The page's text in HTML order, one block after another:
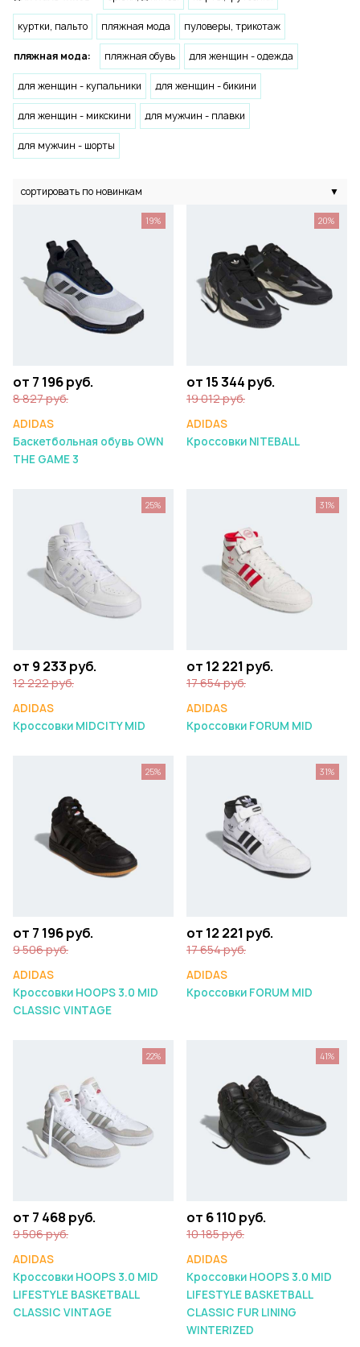
куртки, пальто пляжная мода пуловеры, трикотаж
пляжная мода: пляжная обувь для женщин - одежда
для женщин - купальники для женщин - бикини
для женщин - микскини для мужчин - плавки
для мужчин - шорты
сортировать по новинкам ▼
от 7 196 руб.
8 827 руб.
ADIDAS
Баскетбольная обувь OWN
THE GAME 3
19%
от 15 344 руб.
19 012 руб.
ADIDAS
Кроссовки NITEBALL
20%
от 9 233 руб.
12 222 руб.
ADIDAS
Кроссовки MIDCITY MID
25%
от 12 221 руб.
17 654 руб.
ADIDAS
Кроссовки FORUM MID
31%
от 7 196 руб.
9 506 руб.
ADIDAS
Кроссовки HOOPS 3.0 MID
CLASSIC VINTAGE
25%
от 12 221 руб.
17 654 руб.
ADIDAS
Кроссовки FORUM MID
31%
от 7 468 руб.
9 506 руб.
ADIDAS
Кроссовки HOOPS 3.0 MID
LIFESTYLE BASKETBALL
CLASSIC VINTAGE
22%
от 6 110 руб.
10 185 руб.
ADIDAS
Кроссовки HOOPS 3.0 MID
LIFESTYLE BASKETBALL
CLASSIC FUR LINING
WINTERIZED
41%